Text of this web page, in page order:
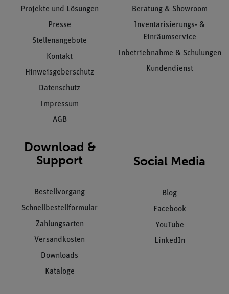
Projekte und Lösungen
Presse
Stellenangebote
Kontakt
Hinweisgeberschutz
Datenschutz
Impressum
AGB
Beratung & Showroom
Inventarisierungs- &
Einräumservice
Inbetriebnahme & Schulungen
Kundendienst
Download &
Support
Bestellvorgang
Schnellbestellformular
Zahlungsarten
Versandkosten
Downloads
Kataloge
Social Media
Blog
Facebook
YouTube
LinkedIn